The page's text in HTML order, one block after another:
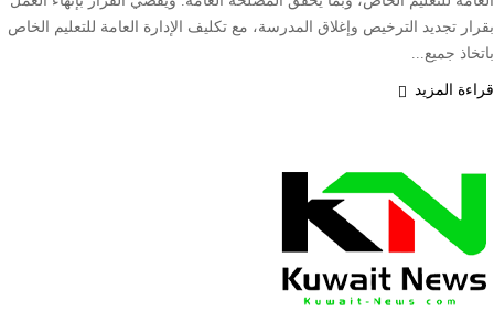
بقرار تجديد الترخيص وإغلاق المدرسة، مع تكليف الإدارة العامة للتعليم الخاص
باتخاذ جميع...
قراءة المزيد